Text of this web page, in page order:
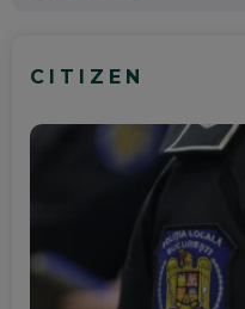
CITIZEN